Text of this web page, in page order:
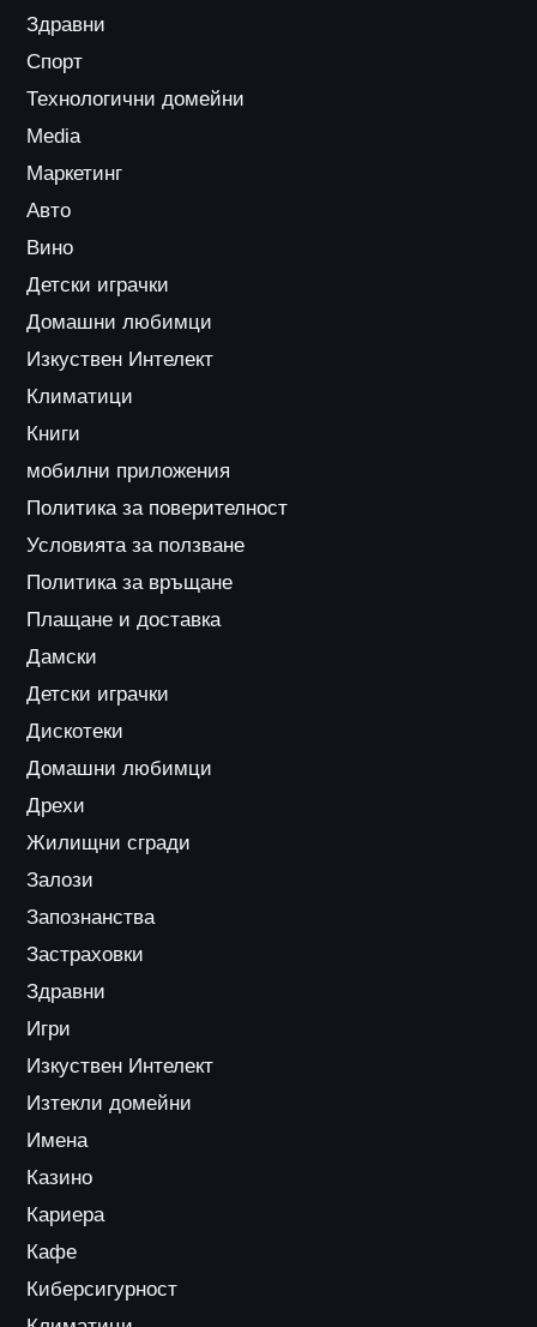
Здравни
Спорт
Технологични домейни
Media
Маркетинг
Авто
Вино
Детски играчки
Домашни любимци
Изкуствен Интелект
Климатици
Книги
мобилни приложения
Политика за поверителност
Условията за ползване
Политика за връщане
Плащане и доставка
Дамски
Детски играчки
Дискотеки
Домашни любимци
Дрехи
Жилищни сгради
Залози
Запознанства
Застраховки
Здравни
Игри
Изкуствен Интелект
Изтекли домейни
Имена
Казино
Кариера
Кафе
Киберсигурност